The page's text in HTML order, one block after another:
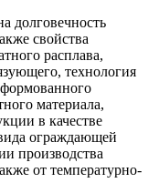
долговечность
свойства
расплава,
технология
материала,
в качестве
ограждающей
производства
от температурно-